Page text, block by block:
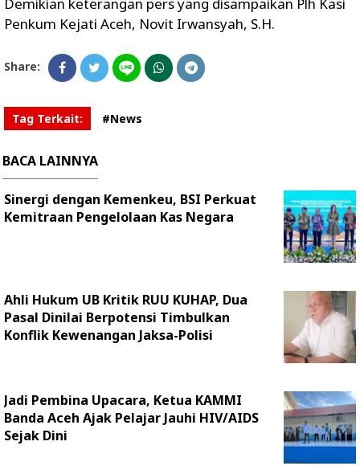
Penkum Kejati Aceh, Novit Irwansyah, S.H.
Share:
Tag Terkait: #News
BACA LAINNYA
Sinergi dengan Kemenkeu, BSI Perkuat
Kemitraan Pengelolaan Kas Negara
Ahli Hukum UB Kritik RUU KUHAP, Dua
Pasal Dinilai Berpotensi Timbulkan
Konflik Kewenangan Jaksa-Polisi
Jadi Pembina Upacara, Ketua KAMMI
Banda Aceh Ajak Pelajar Jauhi HIV/AIDS
Sejak Dini